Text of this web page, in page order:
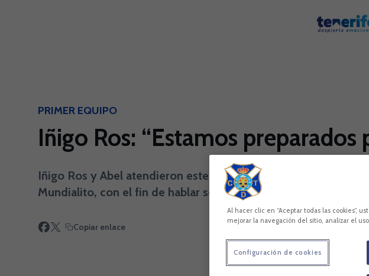
PRIMER EQUIPO
Iñigo Ros: “Estamos
Iñigo Ros y Abel atendieron este miércoles a los medios de
Mundialito, con el fin de hablar sobre el debut liguero del
Copiar enlace
Al hacer clic en “Aceptar todas las cookies”,
mejorar la navegación del sitio, analizar el
Configuración de cookies